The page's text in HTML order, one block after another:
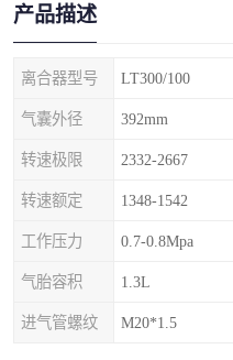
产品描述
离合器型号 LT300/100
气囊外径 392mm
转速极限 2332-2667
转速额定 1348-1542
工作压力 0.7-0.8Mpa
气胎容积 1.3L
进气管螺纹 M20*1.5